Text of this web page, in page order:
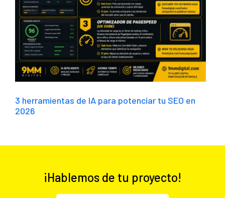
3 herramientas de IA para potenciar tu SEO en
2026
¡Hablemos de tu proyecto!